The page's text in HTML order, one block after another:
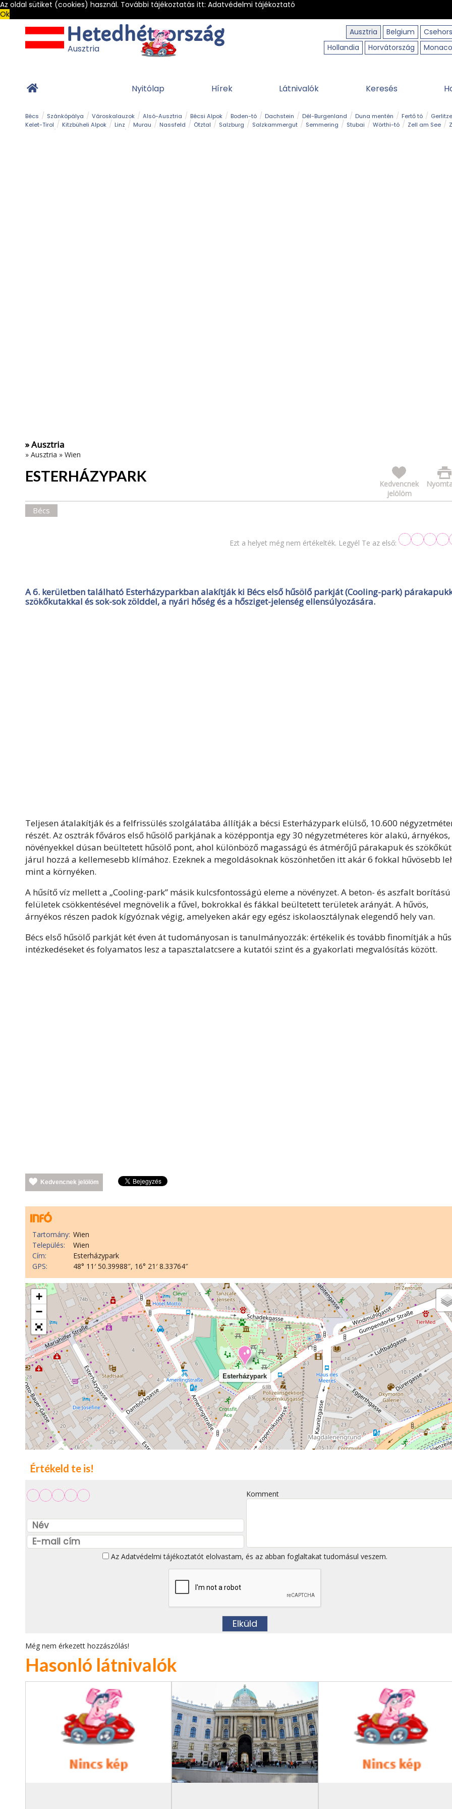
Az oldal sütiket (cookies) használ. További tájékoztatás itt: Adatvédelmi tájékoztató
Ok
Ausztria
Belgium
Hollandia
Horvátország Monaco
Ausztria
Nyitólap Hírek Látnivalók Keresés
Bécs Szánkópálya Városkalauzok Alsó-Ausztria Bécsi Alpok Boden-tó Dachstein Dél-Burgenland Duna mentén Fertő tó
Kelet-Tirol
Kitzbüheli Alpok Linz Murau Nassfeld Ötztal Salzburg Salzkammergut Semmering Stubai Wörthi-tó Zell am See
» Ausztria
» Ausztria » Wien
ESTERHÁZYPARK
Kedvencnek
jelölöm
Bécs
Ezt a helyet még nem értékelték. Legyél Te az első:
A 6. kerületben található Esterházyparkban alakítják ki Bécs első hűsölő parkját (Cooling-park)
szökőkutakkal és sok-sok zölddel, a nyári hőség és a hősziget-jelenség ellensúlyozására.
Teljesen átalakítják és a felfrissülés szolgálatába állítják a bécsi Esterházypark elülső, 10.600
részét. Az osztrák főváros első hűsölő parkjának a középpontja egy 30 négyzetméteres kör alakú, árnyékos,
növényekkel dúsan beültetett hűsölő pont, ahol különböző magasságú és átmérőjű párakapuk és szökőkút
járul hozzá a kellemesebb klímához. Ezeknek a megoldásoknak köszönhetően itt akár 6 fokkal hűvösebb
mint a környéken.
A hűsítő víz mellett a „Cooling-park” másik kulcsfontosságú eleme a növényzet. A beton- és aszfalt borítású
felületek csökkentésével megnövelik a fűvel, bokrokkal és fákkal beültetett területek arányát. A hűvös,
árnyékos részen padok kígyóznak végig, amelyeken akár egy egész iskolaosztálynak elegendő hely van.
Bécs első hűsölő parkját két éven át tudományosan is tanulmányozzák: értékelik és tovább finomítják a
intézkedéseket és folyamatos lesz a tapasztalatcsere a kutatói szint és a gyakorlati megvalósítás között.
Kedvencnek jelölöm
Tartomány: Wien
Település:
Wien
Cím:
Esterházypark
GPS:
48° 11′ 50.39988″, 16° 21′ 8.33764″
Esterházypark
+
−
Értékeld te is!
Komment
Az Adatvédelmi tájékoztatót elolvastam, és az abban foglaltakat tudomásul veszem.
Még nem érkezett hozzászólás!
Hasonló látnivalók